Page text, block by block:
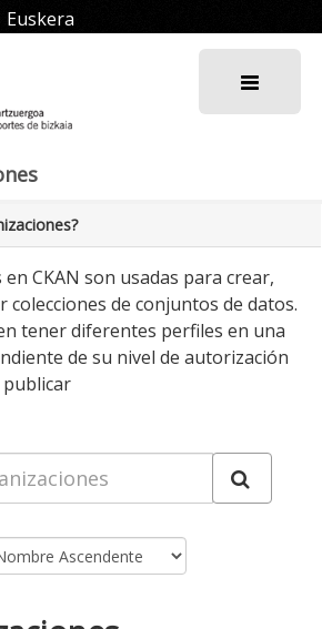
Euskera
CKAN son usadas para crear,
colecciones de conjuntos de datos.
tener diferentes perfiles en una
de su nivel de autorización